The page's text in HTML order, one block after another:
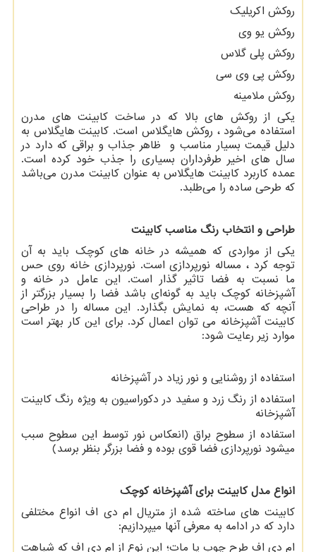
روکش اکریلیک
روکش یو وی
روکش پلی گلاس
روکش پی وی سی
روکش ملامینه
یکی از روکش های بالا که در ساخت کابینتهای مدرن
استفاده می‌شود ، روکش هایگلاس است. کابینت هایگلاس به
دلیل قیمت بسیار مناسب و ظاهر جذاب و براقی که دارد در
سال‌ های اخیر طرفرداران بسیاری را جذب خود کرده است.
عمده کاربرد کابینت هایگلاس به عنوان کابینت مدرن می‌باشد
که طرحی ساده را می‌طلبد.
طراحی و انتخاب رنگ مناسب کابینت
یکی از مواردی که همیشه در خانه های کوچک باید به آن
توجه کرد ، مساله نورپردازی است. نورپردازی خانه روی حس
ما نسبت به فضا تاثیر گذار است. این عامل در خانه و
آشپزخانه کوچک باید به گونه‌ای باشد فضا را بسیار بزرگتر از
آنچه که هست، به نمایش بگذارد. این مساله را در طراحی
کابینت آشپزخانه می توان اعمال کرد. برای این کار بهتر است
موارد زیر رعایت شود:
استفاده از روشنایی و نور زیاد در آشپزخانه
استفاده از رنگ زرد و سفید در دکوراسیون به ویژه رنگ کابینت
آشپزخانه
استفاده از سطوح براق (انعکاس نور توسط این سطوح سبب
میشود نورپردازی فضا قوی بوده و فضا بزرگر بنظر برسد)
انواع مدل کابینت برای آشپزخانه کوچک
کابینت های ساخته شده از متریال ام دی اف انواع مختلفی
دارد که در ادامه به معرفی آنها میپردازیم:
ام دی اف طرح چوب یا مات؛ این نوع از ام دی اف که شباهت